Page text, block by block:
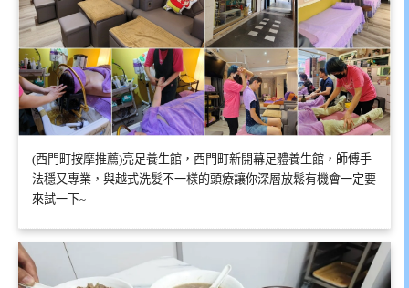
(西門町按摩推薦)亮足養生館，西門町新開幕足體養生館，師傅手
法穩又專業，與越式洗髮不一樣的頭療讓你深層放鬆有機會一定要
來試一下~